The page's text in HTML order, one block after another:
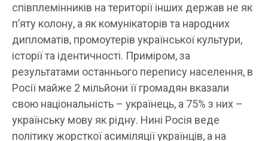
співплемінників на території інших держав не як
п’яту колону, а як комунікаторів та народних
дипломатів, промоутерів української культури,
історії та ідентичності. Приміром, за
результатами останнього перепису населення, в
Росії майже 2 мільйони її громадян вказали
свою національність – українець, а 75% з них –
українську мову як рідну. Нині Росія веде
політику жорсткої асиміляції українців, а на